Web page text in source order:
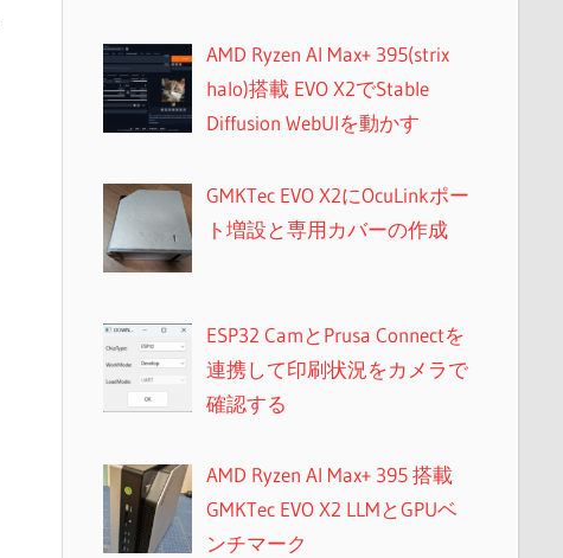
AMD Ryzen AI Max+ 395(strix
halo)搭載 EVO X2でStable
Diffusion WebUIを動かす
GMKTec EVO X2にOcuLinkポー
ト増設と専用カバーの作成
ESP32 CamとPrusa Connectを
連携して印刷状況をカメラで
確認する
AMD Ryzen AI Max+ 395 搭載
GMKTec EVO X2 LLMとGPUベ
ンチマーク